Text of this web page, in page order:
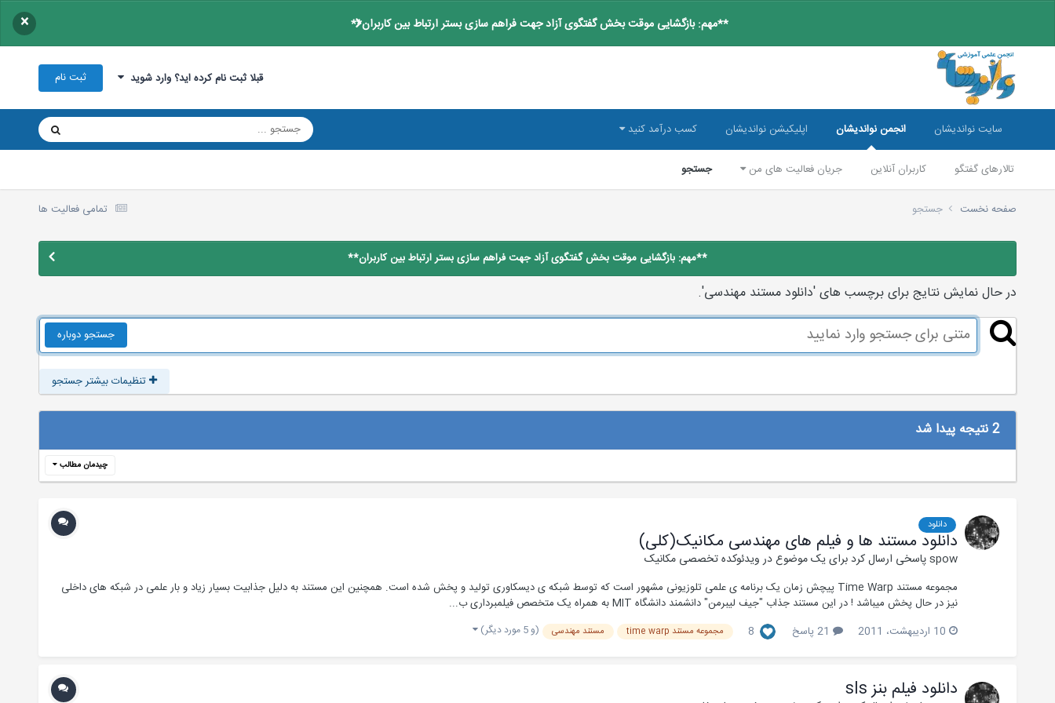
**مهم: بازگشایی موقت بخش گفتگوی آزاد جهت فراهم سازی بستر ارتباط بین کاربران** ×
قبلا ثبت نام کرده اید؟ وارد شوید ثبت نام
سایت نواندیشان انجمن نواندیشان
تالارهای گفتگو کاربران آنلاین جریان فعالیت های من جستجو
اپلیکیشن نواندیشان کسب درآمد کنید
تمامی فعالیت ها صفحه نخست جستجو
**مهم: بازگشایی موقت بخش گفتگوی آزاد جهت فراهم سازی بستر ارتباط بین کاربران**
در حال نمایش نتایج برای برچسب های 'دانلود مستند مهندسی'.
جستجو دوباره
تنظیمات بیشتر جستجو
2 نتیجه پیدا شد
چیدمان مطالب
دانلود
دانلود مستند ها و فیلم های مهندسی مکانیک(کلی)
spowپاسخی ارسال کرد برای یک موضوع درویدئوکده تخصصی مکانیک
مجموعه مستند Time Warp پیچش زمان یک برنامه ی علمی تلوزیونی مشهور است که توسط شبکه ی دیسکاوری تولید و پخش شده است. همچنین این مستند به دلیل جذابیت بسیار زیاد و بار علمی در شبکه های داخلی
نیز در حال پخش میباشد ! در این مستند جذاب "جیف لیبرمن" دانشمند دانشگاه MIT به همراه یک متخصص فیلمبرداری ب...
10 اردیبهشت، 2011
21 پاسخ 8 مجموعه مستند time warp مستند مهندسی (و 5 مورد دیگر)
دانلود فیلم بنز sls